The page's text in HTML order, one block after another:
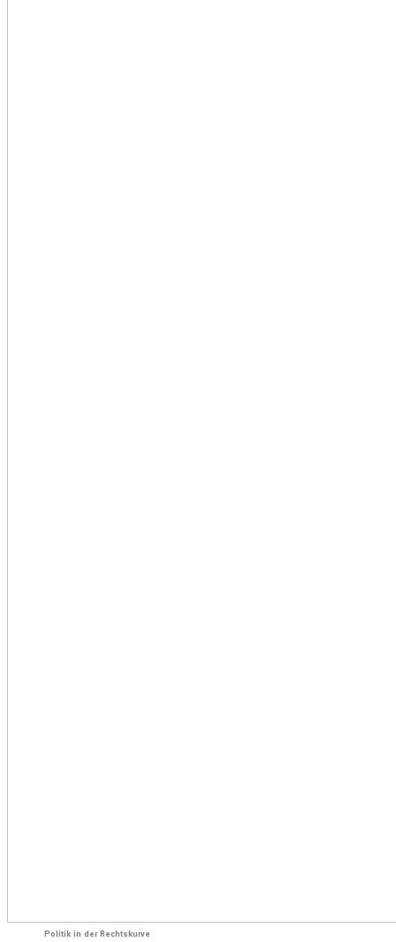
Politik in der Rechtskurve